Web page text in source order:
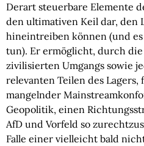
Derart steuerbare Elemente
den ultimativen Keil dar, den
hineintreiben können (und
tun). Er ermöglicht, durch
zivilisierten Umgangs sowie
relevanten Teilen des Lagers,
mangelnder
Geopolitik, einen
AfD und Vorfeld so
Falle einer vielleicht bald